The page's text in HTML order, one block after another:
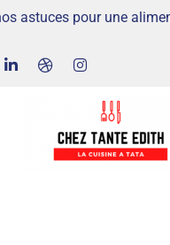
astuces pour une